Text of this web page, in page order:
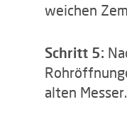
weichen
Schritt 5:
alten Messer.